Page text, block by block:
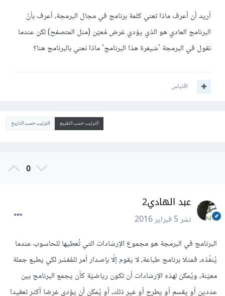
أريد أن أعرف ماذا تعني كلمة برنامج في مجال البرمجة، أعرف بأنّ
البرنامج العادي هو الذي يؤدي غرض مُعيّن (مثل المتصفح) لكن عندما
نقول في البرمجة 'شيفرة هذا البرنامج' ماذا نعني بالبرنامج هنا؟
اقتباس
الترتيب حسب التقييم الترتيب حسب التاريخ
0
عبد الهادي2
نشر5 فبراير 2016
البرنامج في البرمجة هو مجموع الإرشادات التي تُعطيها للحاسوب عندما
يُنفّذه، فمثلا برنامج طباعة، لا يقوم إلّا بإصدار أمر للمُفسّر لكي يطبع جملة
معيّنة، ويُمكن لهذه الإرشادات أن تكون رياضيّة كأن يجمع البرنامج بين
عددين أو يقسم أو يطرح أو غير ذلك، أو يُمكن أن يؤدي غرضا أكثر تعقيدا